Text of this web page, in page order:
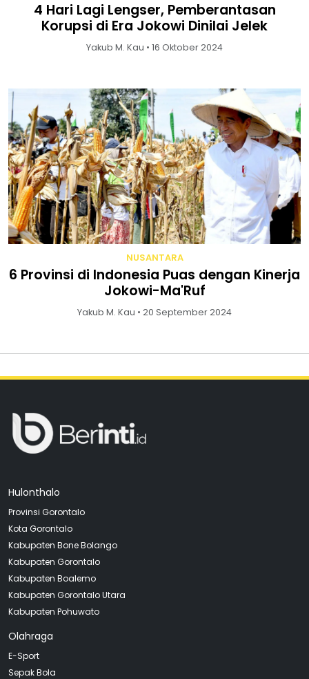
4 Hari Lagi Lengser, Pemberantasan
Korupsi di Era Jokowi Dinilai Jelek
Yakub M. Kau • 16 Oktober 2024
NUSANTARA
6 Provinsi di Indonesia Puas dengan Kinerja
Jokowi-Ma'Ruf
Yakub M. Kau • 20 September 2024
Hulonthalo
Provinsi Gorontalo
Kota Gorontalo
Kabupaten Bone Bolango
Kabupaten Gorontalo
Kabupaten Boalemo
Kabupaten Gorontalo Utara
Kabupaten Pohuwato
Olahraga
E-Sport
Sepak Bola